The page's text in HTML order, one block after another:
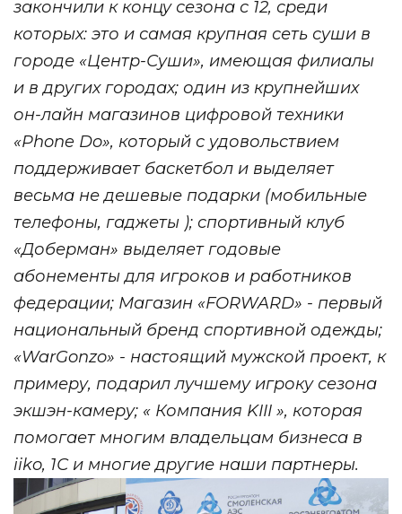
закончили к концу сезона с 12, среди
которых: это и самая крупная сеть суши в
городе «Центр-Суши», имеющая филиалы
и в других городах; один из крупнейших
он-лайн магазинов цифровой техники
«Phone Do», который с удовольствием
поддерживает баскетбол и выделяет
весьма не дешевые подарки (мобильные
телефоны, гаджеты ); спортивный клуб
«Доберман» выделяет годовые
абонементы для игроков и работников
федерации; Магазин «FORWARD» - первый
национальный бренд спортивной одежды;
«WarGonzo» - настоящий мужской проект, к
примеру, подарил лучшему игроку сезона
экшэн-камеру; « Компания KIII », которая
помогает многим владельцам бизнеса в
iiko, 1С и многие другие наши партнеры.